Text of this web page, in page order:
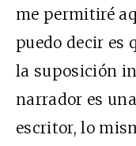
me permitiré
puedo decir es
la suposición
narrador es
escritor, lo